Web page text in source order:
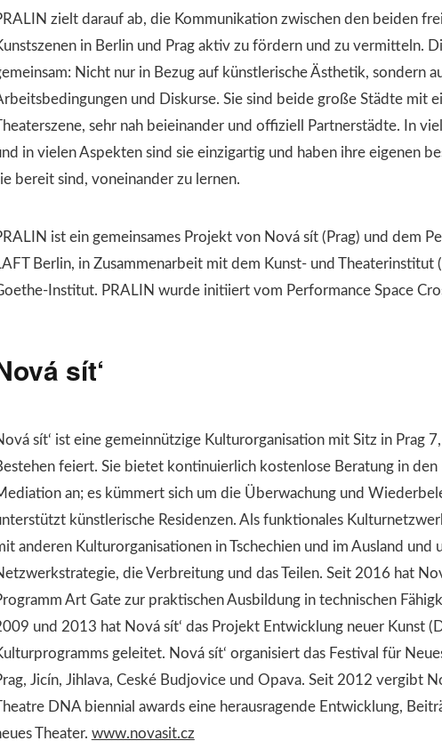
zielt darauf ab, die Kommunikation zwischen den beiden
in Berlin und Prag aktiv zu fördern und zu vermitteln.
Nicht nur in Bezug auf künstlerische Ästhetik, sondern
und Diskurse. Sie sind beide große Städte mit
sehr nah beieinander und offiziell Partnerstädte. In
in vielen Aspekten sind sie einzigartig und haben ihre eigenen
bereit sind, voneinander zu lernen.
ist ein gemeinsames Projekt von Nová sít (Prag) und dem
Berlin, in Zusammenarbeit mit dem Kunst- und Theaterinstitut
Institut. PRALIN wurde initiiert vom Performance Space
sít‘
sít‘ ist eine gemeinnützige Kulturorganisation mit Sitz in Prag
feiert. Sie bietet kontinuierlich kostenlose Beratung in den
an; es kümmert sich um die Überwachung und
künstlerische Residenzen. Als funktionales
anderen Kulturorganisationen in Tschechien und im Ausland und
die Verbreitung und das Teilen. Seit 2016 hat
Art Gate zur praktischen Ausbildung in technischen
und 2013 hat Nová sít‘ das Projekt Entwicklung neuer Kunst
geleitet. Nová sít‘ organisiert das Festival für
Jicín, Jihlava, Ceské Budjovice und Opava. Seit 2012 vergibt
DNA biennial awards eine herausragende Entwicklung,
Theater. www.novasit.cz